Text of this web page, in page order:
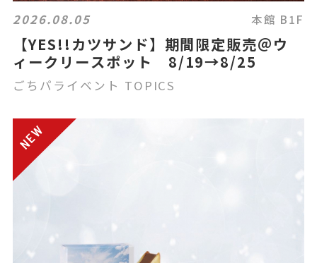
2026.08.05 本館 B1F
【YES!!カツサンド】期間限定販売＠ウ
ィークリースポット 8/19→8/25
ごちパライベント TOPICS